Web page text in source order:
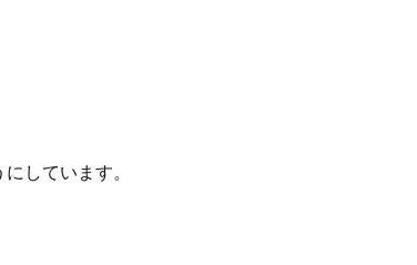
しています。